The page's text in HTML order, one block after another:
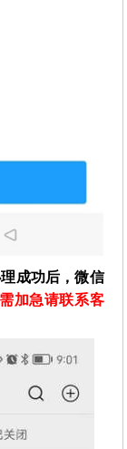
成功后，微信
加急请联系客